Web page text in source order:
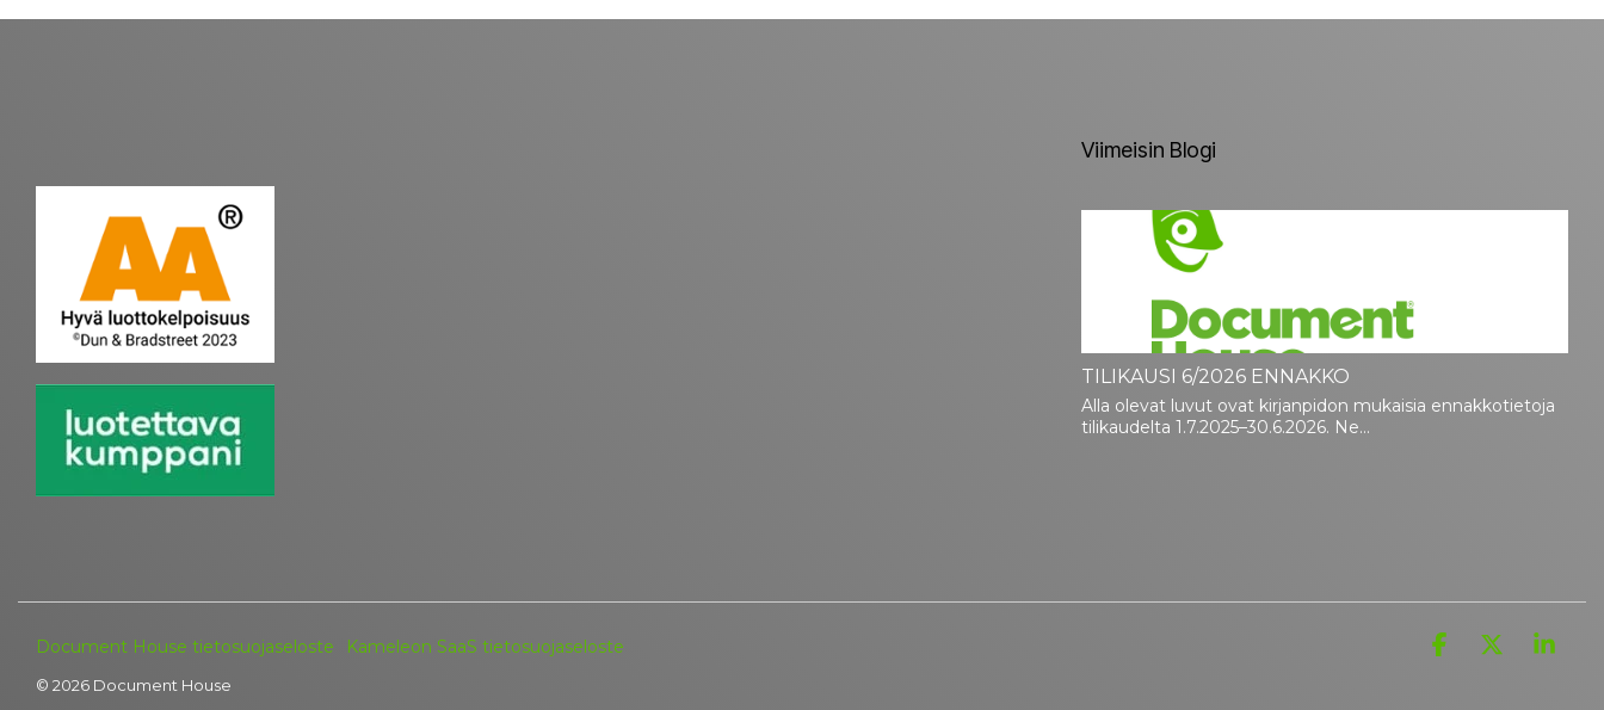
Viimeisin Blogi
TILIKAUSI 6/2026 ENNAKKO
Alla olevat luvut ovat kirjanpidon mukaisia ennakkotietoja
tilikaudelta 1.7.2025–30.6.2026. Ne...
Document House tietosuojaseloste Kameleon SaaS tietosuojaseloste
© 2026 Document House
Facebook